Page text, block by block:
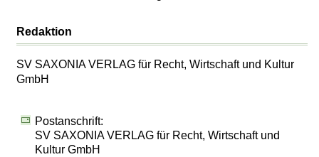
Redaktion
SV SAXONIA VERLAG für Recht, Wirtschaft und Kultur
GmbH
Postanschrift:
SV SAXONIA VERLAG für Recht, Wirtschaft und
Kultur GmbH